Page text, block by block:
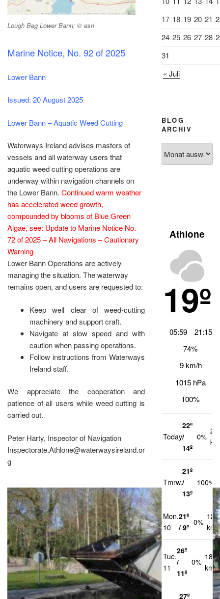
Lough Beg Lower Bann; © esri
Marine Notice, No. 92 of 2025
Lower Bann
Issued: 20 August 2025
Lower Bann – Aquatic Weed Cutting
Waterways Ireland advises masters of
vessels and all waterway users that
aquatic weed cutting operations are
underway within navigation channels on
the Lower Bann. Continued warm weather
has accelerated weed growth,
compounded by blooms of Blue Green
Algae, see: Update to Marine Notice No.
72 of 2025 – All Navigations – Cautionary
Warning
Lower Bann Operations are actively
managing the situation. The waterway
remains open, and users are requested to:
Keep well clear of weed-cutting
machinery and support craft.
Navigate at slow speed and with
caution when passing operations.
Follow instructions from Waterways
Ireland staff.
We appreciate the cooperation and
patience of all users while weed cutting is
carried out.
Peter Harty, Inspector of Navigation
Inspectorate.Athlone@waterwaysireland.or
g
17 18 19 20 21
24 25 26 27 28
31
« Juli
BLOG
ARCHIV
Archiv
Athlone
19º
05:59
21:15
74%
9 km/h
1015 hPa
100%
Today
22º
/
14º
0%
21
Tmrw.
21º
/
13º
100%
Mon.
10
21º
/ 9º
0%
12
km/
Tue.
11
26º
/
11º
0%
18
km/h
27º